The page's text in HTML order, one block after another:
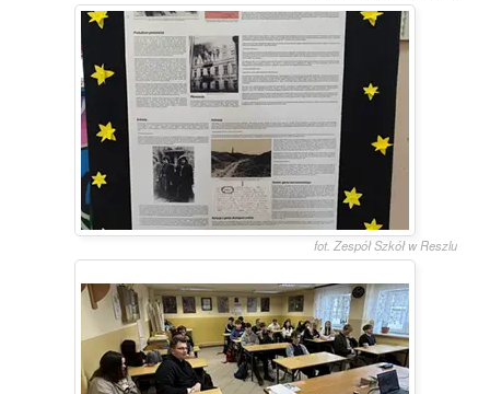
fot. Zespół Szkół w Reszlu